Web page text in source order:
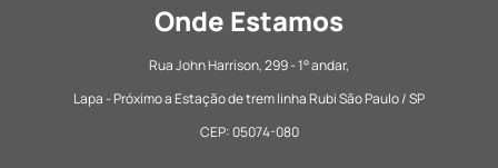
Onde Estamos
Rua John Harrison, 299 - 1° andar,
Lapa - Próximo a Estação de trem linha Rubi São Paulo / SP
CEP: 05074-080